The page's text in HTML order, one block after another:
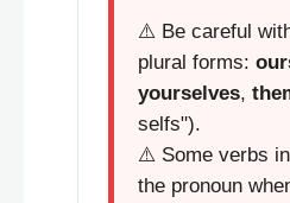
⚠️ Be careful
plural forms:
yourselves,
selfs").
⚠️ Some verbs
the pronoun